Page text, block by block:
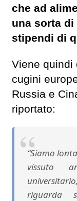
che ad
una sorta di
stipendi di
Viene quindi
cugini
Russia e
riportato:
“Siamo
vissuto
riguarda